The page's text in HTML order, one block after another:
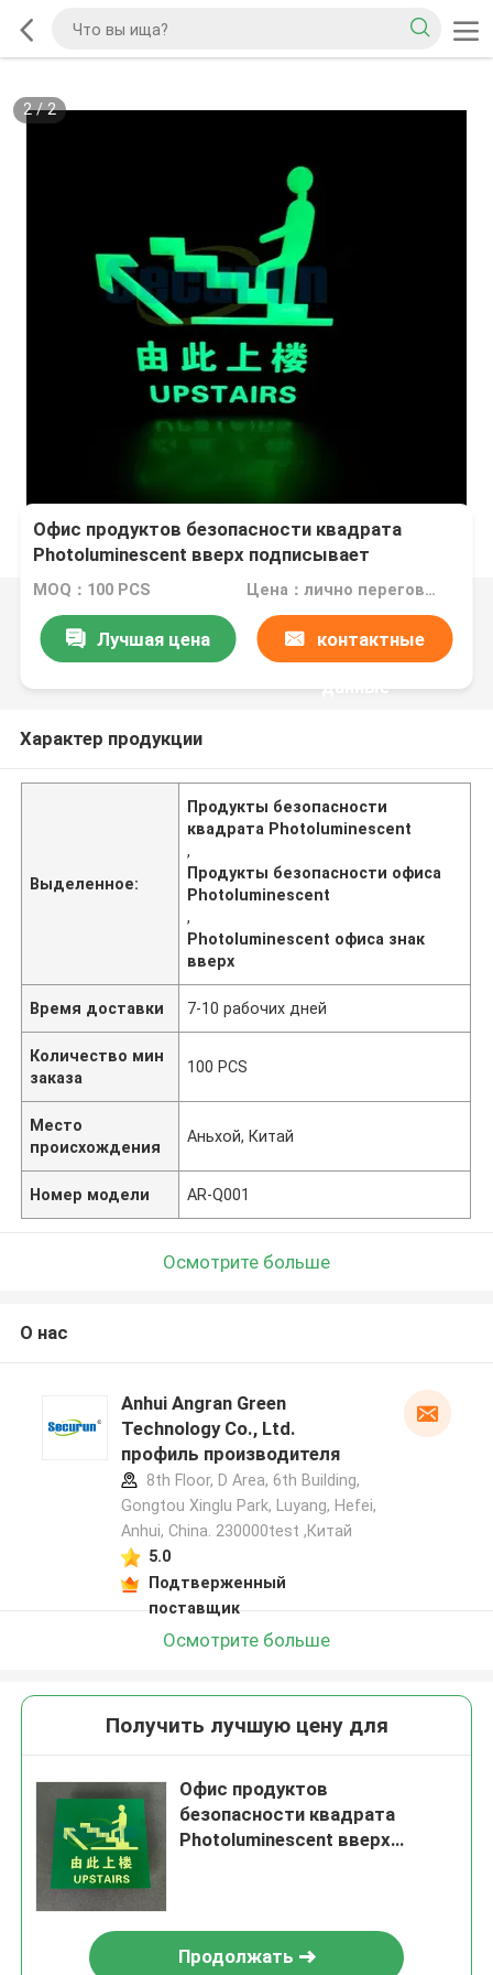
2/2
Офис продуктов безопасности квадрата
Photoluminescent вверх подписывает
MOQ：100 PCS Цена：лично переговорить
Лучшая цена контактные
данные
Характер продукции
Выделенное:
Продукты безопасности
квадрата Photoluminescent
,
Продукты безопасности офиса
Photoluminescent
,
Photoluminescent офиса знак
вверх
Время доставки 7-10 рабочих дней
Количество мин
заказа
100 PCS
Место
происхождения
Аньхой, Китай
Номер модели AR-Q001
Осмотрите больше
О нас
Anhui Angran Green
Technology Co., Ltd.
профиль производителя
8th Floor, D Area, 6th Building,
Gongtou Xinglu Park, Luyang, Hefei,
Anhui, China. 230000test ,Китай
5.0
Подтверженный
поставщик
Осмотрите больше
Получить лучшую цену для
Офис продуктов
безопасности квадрата
Photoluminescent вверх
Продолжать